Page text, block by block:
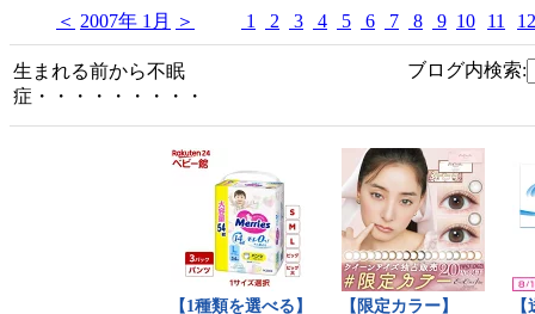
＜ 2007年 1月 ＞ 1 2 3 4 5 6 7 8 9 10 11 12
生まれる前から不眠
症・・・・・・・・・
ブログ内検索: